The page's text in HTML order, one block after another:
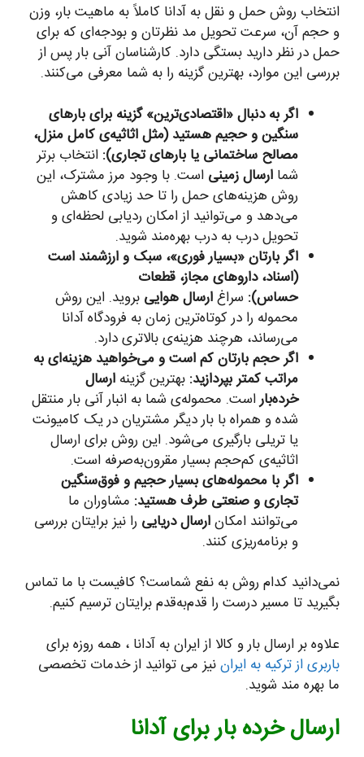
انتخاب روش حمل و نقل به آدانا کاملاً به ماهیت بار، وزن
و حجم آن، سرعت تحویل مد نظرتان و بودجه‌ای که برای
حمل در نظر دارید بستگی دارد. کارشناسان آنی بار پس از
بررسی این موارد، بهترین گزینه را به شما معرفی می‌کنند.
اگر به دنبال «اقتصادی‌ترین» گزینه برای بارهای
سنگین و حجیم هستید (مثل اثاثیه‌ی کامل منزل،
مصالح ساختمانی یا بارهای تجاری): انتخاب برتر
شما ارسال زمینی است. با وجود مرز مشترک، این
روش هزینه‌های حمل را تا حد زیادی کاهش
می‌دهد و می‌توانید از امکان ردیابی لحظه‌ای و
تحویل درب به درب بهره‌مند شوید.
اگر بارتان «بسیار فوری»، سبک و ارزشمند است
(اسناد، داروهای مجاز، قطعات
حساس): سراغارسال هوایی بروید. این روش
محموله را در کوتاه‌ترین زمان به فرودگاه آدانا
می‌رساند، هرچند هزینه‌ی بالاتری دارد.
اگر حجم بارتان کم است و می‌خواهید هزینه‌ای به
مراتب کمتر بپردازید: بهترین گزینه ارسال
خرده‌باراست. محموله‌ی شما به انبار آنی بار منتقل
شده و همراه با بار دیگر مشتریان در یک کامیونت
یا تریلی بارگیری می‌شود. این روش برای ارسال
اثاثیه‌ی کم‌حجم بسیار مقرون‌به‌صرفه است.
اگر با محموله‌های بسیار حجیم و فوق‌سنگین
تجاری و صنعتی طرف هستید: مشاوران ما
می‌توانند امکانارسال دریایی را نیز برایتان بررسی
و برنامه‌ریزی کنند.
نمی‌دانید کدام روش به نفع شماست؟ کافیست با ما تماس
بگیرید تا مسیر درست را قدم‌به‌قدم برایتان ترسیم کنیم.
علاوه بر ارسال بار و کالا از ایران به آدانا ، همه روزه برای
باربری از ترکیه به ایراننیز می توانید از خدمات تخصصی
ما بهره مند شوید.
ارسال خرده بار برای آدانا